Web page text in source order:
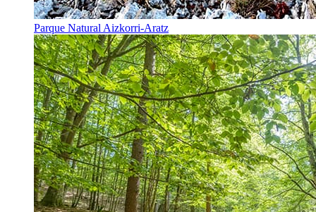
Parque Natural Aizkorri-Aratz